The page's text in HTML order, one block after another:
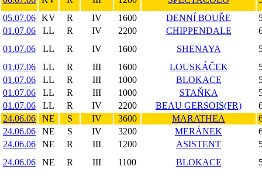
05.07.06 KV R IV 1600 DENNÍ BOUŘE
01.07.06
LL R IV 2200 CHIPPENDALE
01.07.06
LL R IV 1600 SHENAYA
01.07.06
LL R III 1600 LOUSKÁČEK
01.07.06
LL R III 1000 BLOKACE
01.07.06
LL R III 1000 STAŇKA
01.07.06
LL R IV 2200 BEAU GERSOIS(FR)
24.06.06
NE S IV 3600 MARATHEA
24.06.06
NE S IV 3200 MERÁNEK
24.06.06
NE R III 1200 ASISTENT
24.06.06
NE R III 1100 BLOKACE